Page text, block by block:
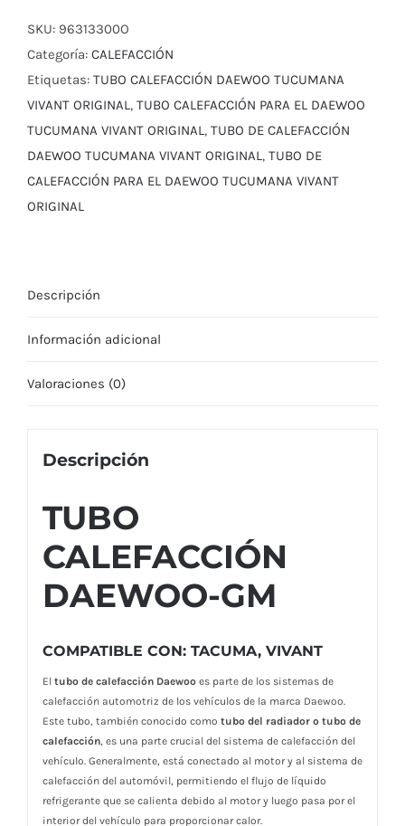
GM
cantidad
SKU: 96313300O
Categoría: CALEFACCIÓN
Etiquetas: TUBO CALEFACCIÓN DAEWOO TUCUMANA
VIVANT ORIGINAL, TUBO CALEFACCIÓN PARA EL DAEWOO
TUCUMANA VIVANT ORIGINAL, TUBO DE CALEFACCIÓN
DAEWOO TUCUMANA VIVANT ORIGINAL, TUBO DE
CALEFACCIÓN PARA EL DAEWOO TUCUMANA VIVANT
ORIGINAL
Descripción
Información adicional
Valoraciones (0)
Descripción
TUBO
CALEFACCIÓN
DAEWOO-GM
COMPATIBLE CON: TACUMA, VIVANT
El tubo de calefacción Daewooes parte de los sistemas de
calefacción automotriz de los vehículos de la marca Daewoo.
Este tubo, también conocido como tubo del radiador o tubo de
calefacción, es una parte crucial del sistema de calefacción del
vehículo. Generalmente, está conectado al motor y al sistema de
calefacción del automóvil, permitiendo el flujo de líquido
refrigerante que se calienta debido al motor y luego pasa por el
interior del vehículo para proporcionar calor.